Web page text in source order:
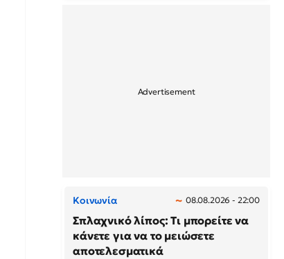
Κοινωνία 08.08.2026 - 22:00
Σπλαχνικό λίπος: Τι μπορείτε να
κάνετε για να το μειώσετε
αποτελεσματικά